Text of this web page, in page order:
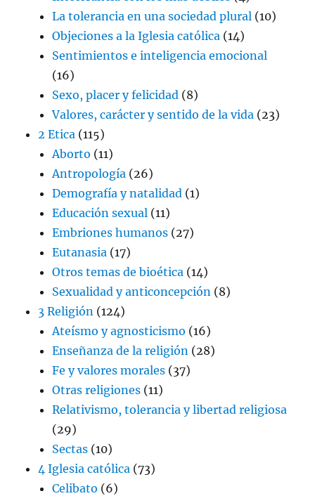
La tolerancia en una sociedad plural (10)
Objeciones a la Iglesia católica (14)
Sentimientos e inteligencia emocional
(16)
Sexo, placer y felicidad (8)
Valores, carácter y sentido de la vida (23)
2 Etica (115)
Aborto (11)
Antropología (26)
Demografía y natalidad (1)
Educación sexual (11)
Embriones humanos (27)
Eutanasia (17)
Otros temas de bioética (14)
Sexualidad y anticoncepción (8)
3 Religión (124)
Ateísmo y agnosticismo (16)
Enseñanza de la religión (28)
Fe y valores morales (37)
Otras religiones (11)
Relativismo, tolerancia y libertad religiosa
(29)
Sectas (10)
4 Iglesia católica (73)
Celibato (6)